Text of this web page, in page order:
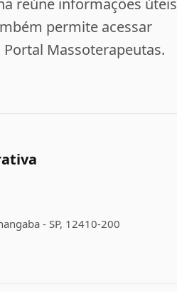
reúne informações úteis
permite acessar
Massoterapeutas.
- SP, 12410-200